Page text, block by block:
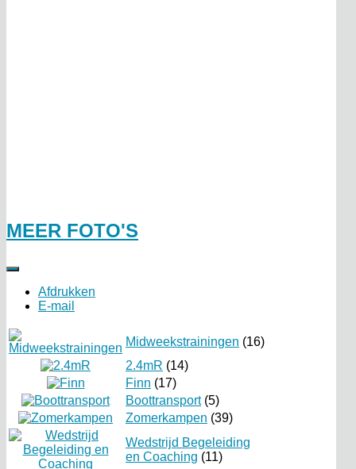
MEER FOTO'S
Afdrukken
E-mail
Midweekstrainingen (16)
2.4mR (14)
Finn (17)
Boottransport (5)
Zomerkampen (39)
Wedstrijd Begeleiding
en Coaching (11)